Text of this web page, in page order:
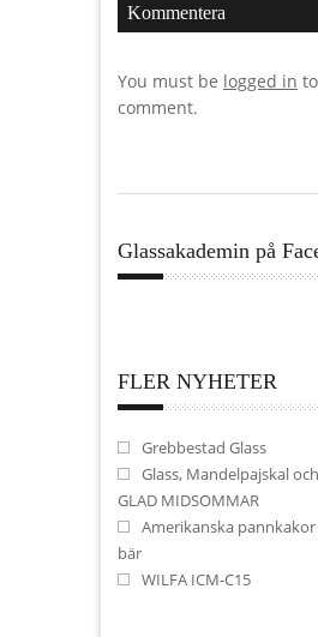
Kommentera
You must be logged in
comment.
Glassakademin på
FLER NYHETER
Grebbestad Glass
Glass, Mandelpajskal
GLAD MIDSOMMAR
Amerikanska pannkakor
bär
WILFA ICM-C15